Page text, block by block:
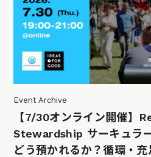
Event Archive
【7/30オンライン開催】
Stewardship サーキュラ
どう預かれるか？循環・